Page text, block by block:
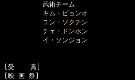
武術チーム
キム・ビョンオ
ユン・ソクチン
チェ・ドンホン
イ・ソンジョン
[受    賞]
[映 画 祭]